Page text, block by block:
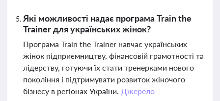
Які можливості надає програма Train the
Trainer для українських жінок?
Програма Train the Trainer навчає українських
жінок підприємництву, фінансовій грамотності та
лідерству, готуючи їх стати тренерками нового
покоління і підтримувати розвиток жіночого
бізнесу в регіонах України. Джерело